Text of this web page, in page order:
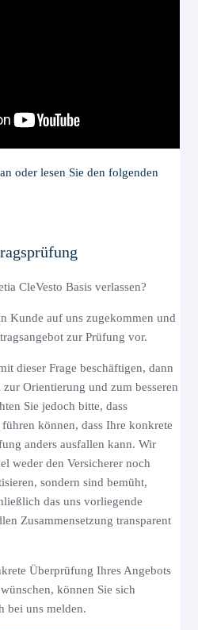
oder lesen Sie den folgenden
CleVesto Basis verlassen?
Kunde auf uns zugekommen und
zur Prüfung vor.
dieser Frage beschäftigen, dann
Orientierung und zum besseren
Sie jedoch bitte, dass
können, dass Ihre konkrete
anders ausfallen kann. Wir
weder den Versicherer noch
sondern sind bemüht,
das uns vorliegende
Zusammensetzung transparent
Überprüfung Ihres Angebots
können Sie sich
bei uns melden.